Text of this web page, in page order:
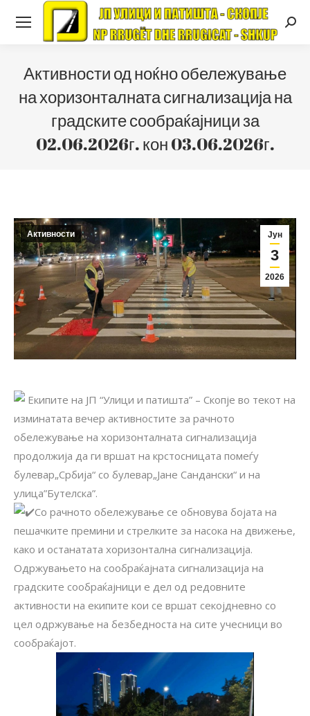
Активности од ноќно обележување
на хоризонталната сигнализација на
градските сообраќајници за
02.06.2026г. кон 03.06.2026г.
Јун
3
2026
Активности
Екипите на ЈП “Улици и патишта” – Скопје во текот на
изминатата вечер активностите за рачното
обележување на хоризонталната сигнализација
продолжија да ги вршат на крстосницата помеѓу
булевар„Србија“ со булевар„Јане Сандански“ и на
улица”Бутелска”.
Со рачното обележување се обновува бојата на
пешачките премини и стрелките за насока на движење,
како и останатата хоризонтална сигнализација.
Одржувањето на сообраќајната сигнализација на
градските сообраќајници е дел од редовните
активности на екипите кои се вршат секојдневно со
цел одржување на безбедноста на сите учесници во
сообраќајот.